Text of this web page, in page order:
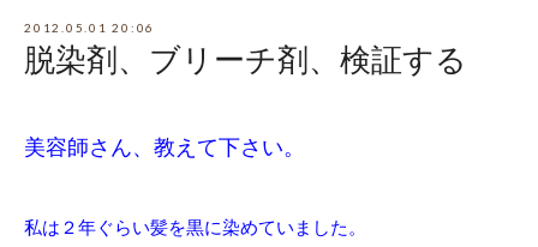
2012.05.01 20:06
脱染剤、ブリーチ剤、検証する
美容師さん、教えて下さい。
私は２年ぐらい髪を黒に染めていました。